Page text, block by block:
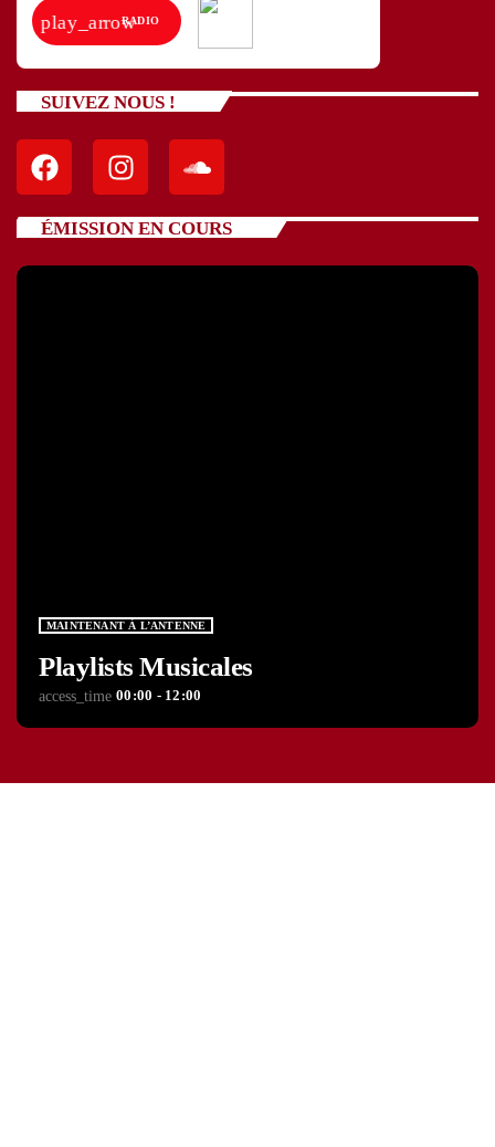
play_arrowRADIO
SUIVEZ NOUS !
ÉMISSION EN COURS
MAINTENANT À L’ANTENNE
Playlists Musicales
access_time 00:00 - 12:00